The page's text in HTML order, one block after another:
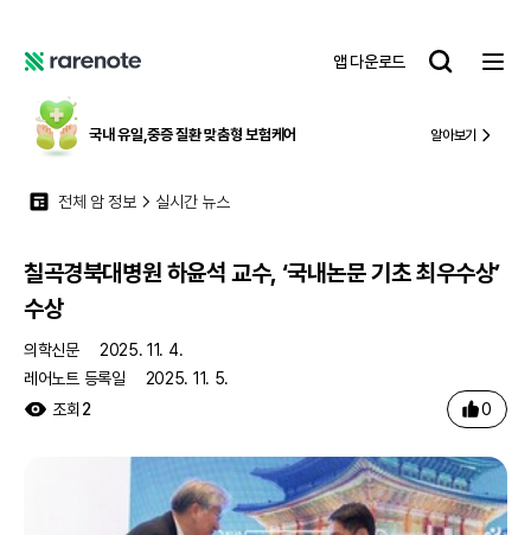
어
노
트
앱 다운로드
레
노
트
국내 유일,중증 질환 맞춤형 보험케어 알아보기
전체 암 정보 실시간 뉴스
칠곡경북대병원 하윤석 교수, ‘국내논문 기초 최우수상’
수상
의학신문
2025. 11. 4.
레어노트 등록일
2025. 11. 5.
조회 2 0